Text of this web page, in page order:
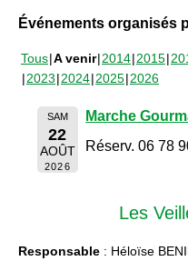
Événements organisés
Tous A venir 2014 2015
2023 2024 2025 2026
SAM
22
AOÛT
2026
Marche
Réserv. 06 78
Les
Responsable : Héloïse